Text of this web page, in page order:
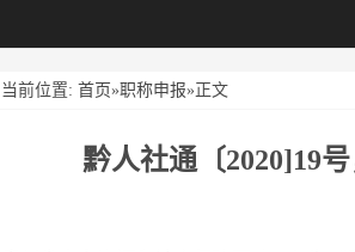
当前位置:首页»职称申报»正文
黔人社通〔2020]19